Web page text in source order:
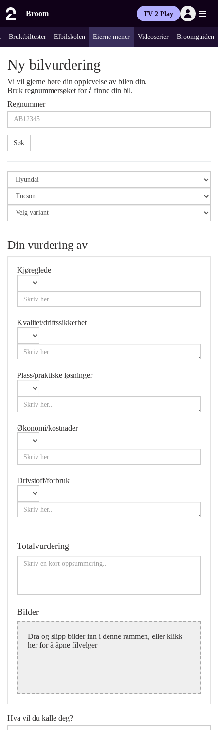
Broom TV 2 Play
Bruktbiltester Elbilskolen Eierne mener Videoserier Broomguiden
Ny bilvurdering
Vi vil gjerne høre din opplevelse av bilen din.
Bruk regnummersøket for å finne din bil.
Regnummer
Søk
Din vurdering av
Kjøreglede
Kvalitet/driftssikkerhet
Plass/praktiske løsninger
Økonomi/kostnader
Drivstoff/forbruk
Totalvurdering
Bilder
Dra og slipp bilder inn i denne rammen, eller klikk
her for å åpne filvelger
Hva vil du kalle deg?